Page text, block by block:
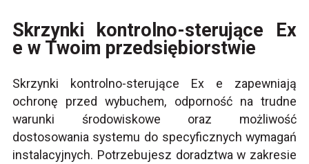
Skrzynki kontrolno-sterujące Ex
e w Twoim przedsiębiorstwie
Skrzynki kontrolno-sterujące Ex e zapewniają
ochronę przed wybuchem, odporność na trudne
warunki środowiskowe oraz możliwość
dostosowania systemu do specyficznych wymagań
instalacyjnych. Potrzebujesz doradztwa w zakresie